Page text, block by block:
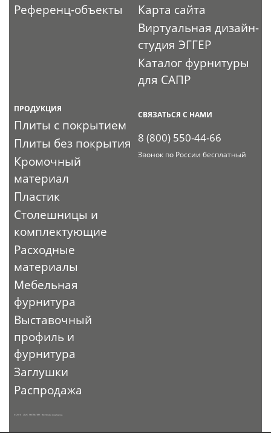
Референц-объекты
Карта сайта
Виртуальная дизайн-
студия ЭГГЕР
Каталог фурнитуры
для САПР
ПРОДУКЦИЯ
Плиты с покрытием
Плиты без покрытия
Кромочный
материал
Пластик
Столешницы и
комплектующие
Расходные
материалы
Мебельная
фурнитура
Выставочный
профиль и
фурнитура
Заглушки
Распродажа
СВЯЗАТЬСЯ С НАМИ
8 (800) 550-44-66
Звонок по России бесплатный
© 2010 - 2026. ЭКСПО-ТОРГ. Все права защищены.